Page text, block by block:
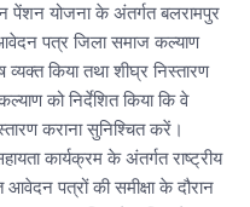
योजना के अंतर्गत बलरामपुर
पत्र जिला समाज कल्याण
किया तथा शीघ्र निस्तारण
को निर्देशित किया कि वे
कराना सुनिश्चित करें।
कार्यक्रम के अंतर्गत राष्ट्रीय
आवेदन पत्रों की समीक्षा के दौरान